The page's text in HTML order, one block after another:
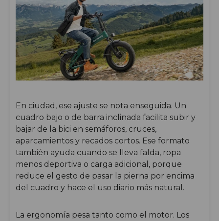
En ciudad, ese ajuste se nota enseguida. Un
cuadro bajo o de barra inclinada facilita subir y
bajar de la bici en semáforos, cruces,
aparcamientos y recados cortos. Ese formato
también ayuda cuando se lleva falda, ropa
menos deportiva o carga adicional, porque
reduce el gesto de pasar la pierna por encima
del cuadro y hace el uso diario más natural.
La ergonomía pesa tanto como el motor. Los